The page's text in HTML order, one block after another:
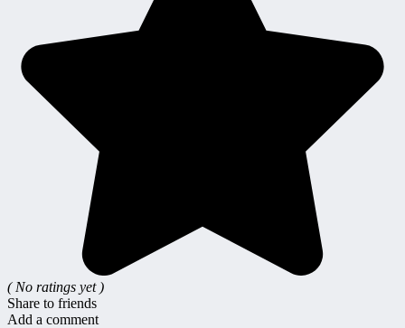
( No ratings yet )
Share to friends
Add a comment